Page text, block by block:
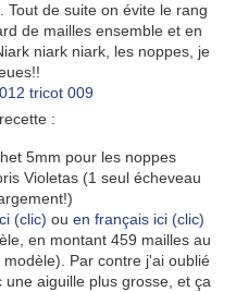
Tout de suite on évite le rang
de mailles ensemble et en
niark niark, les noppes, je
:
5mm pour les noppes
Violetas (1 seul écheveau
(clic) ou en français ici (clic)
en montant 459 mailles au
Par contre j'ai oublié
aiguille plus grosse, et ça